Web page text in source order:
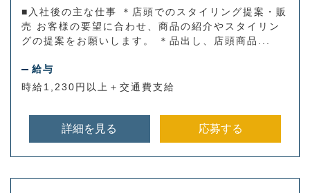
■入社後の主な仕事 ＊店頭でのスタイリング提案・販
売 お客様の要望に合わせ、商品の紹介やスタイリン
グの提案をお願いします。 ＊品出し、店頭商品...
給与
時給1,230円以上＋交通費支給
詳細を見る 応募する